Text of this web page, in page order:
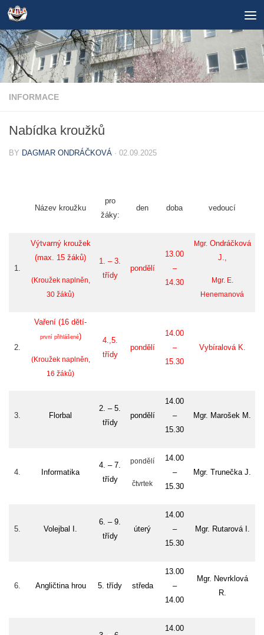
Skip to content
INFORMACE
Nabídka kroužků
BY DAGMAR ONDRÁČKOVÁ · 02.09.2025
Název kroužku
pro
žáky:
den doba vedoucí
1.
Výtvarný kroužek
(max. 15 žáků)
(Kroužek naplněn,
30 žáků)
1. – 3.
třídy
pondělí
13.00
–
14.30
Mgr.Ondráčková
J.,
Mgr. E.
Henemanová
2.
Vaření (16 dětí-
první přihlášené)
(Kroužek naplněn,
16 žáků)
4.,5.
třídy
pondělí
14.00
–
15.30
Vybíralová K.
3. Florbal
2. – 5.
třídy
pondělí
14.00
–
15.30
Mgr. Marošek M.
4. Informatika
4. – 7.
třídy
pondělí
čtvrtek
14.00
–
15.30
Mgr. Trunečka J.
5. Volejbal I.
6. – 9.
třídy
úterý
14.00
–
15.30
Mgr. Rutarová I.
6. Angličtina hrou 5. třídy středa
13.00
–
14.00
Mgr. Nevrklová
R.
14.00